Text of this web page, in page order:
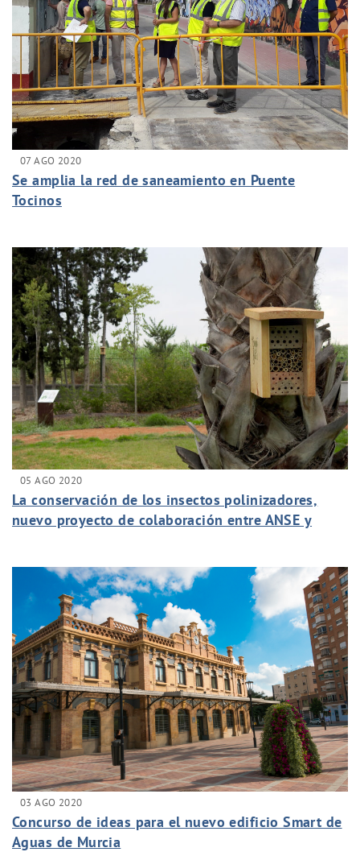
07 AGO 2020
Se amplia la red de saneamiento en Puente
Tocinos
05 AGO 2020
La conservación de los insectos polinizadores,
nuevo proyecto de colaboración entre ANSE y
03 AGO 2020
Concurso de ideas para el nuevo edificio Smart de
Aguas de Murcia